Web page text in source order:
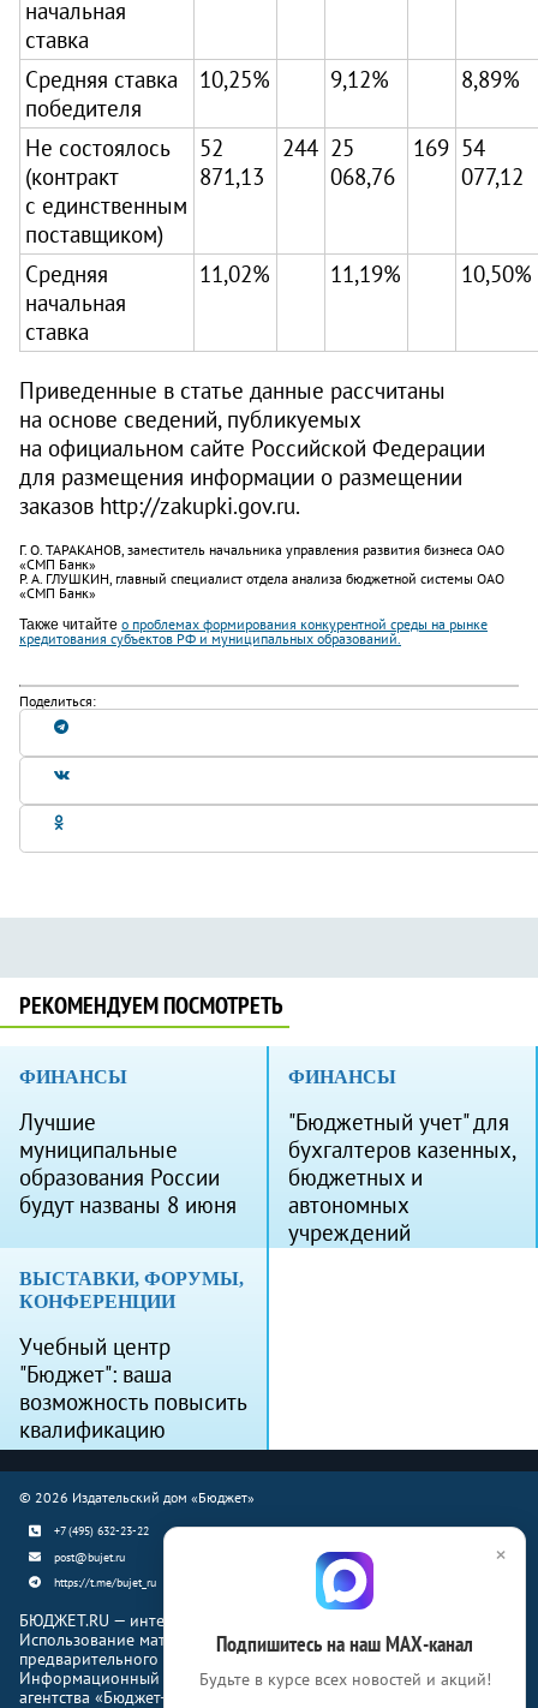
начальная
ставка
Средняя ставка
победителя
10,25% 9,12% 8,89%
Не состоялось
(контракт
с единственным
поставщиком)
52
871,13
244 25
068,76
169 54
077,12
Средняя
начальная
ставка
11,02% 11,19% 10,50%
Приведенные в статье данные рассчитаны
на основе сведений, публикуемых
на официальном сайте Российской Федерации
для размещения информации о размещении
заказов http://zakupki.gov.ru.
Г. О. ТАРАКАНОВ, заместитель начальника управления развития бизнеса ОАО
«СМП Банк»
Р. А. ГЛУШКИН, главный специалист отдела анализа бюджетной системы ОАО
«СМП Банк»
Также читайте о проблемах формирования конкурентной среды на рынке
кредитования субъектов РФ и муниципальных образований.
Поделиться:
РЕКОМЕНДУЕМ ПОСМОТРЕТЬ
ФИНАНСЫ
Лучшие
муниципальные
образования России
будут названы 8 июня
ФИНАНСЫ
"Бюджетный учет" для
бухгалтеров казенных,
бюджетных и
автономных
учреждений
ВЫСТАВКИ, ФОРУМЫ,
КОНФЕРЕНЦИИ
Учебный центр
"Бюджет": ваша
возможность повысить
квалификацию
© 2026 Издательский дом «Бюджет»
+7 (495) 632-23-22
post@bujet.ru
https://t.me/bujet_ru
БЮДЖЕТ.RU — интернет-издание о финансовой жизни страны.
Использование материалов Бюджет.ru разрешено только с
предварительного письменного согласия правообладателей.
Информационный продукт «Журнал Бюджет» информационного
агентства «Бюджет-Медиа»
×
Подпишитесь на наш МАХ-канал
Будьте в курсе всех новостей и акций!